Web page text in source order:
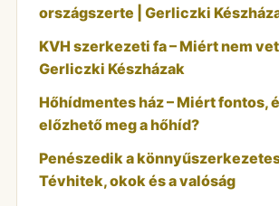
országszerte | Gerliczki
KVH szerkezeti fa – Miért nem
Gerliczki Készházak
Hőhídmentes ház – Miért fontos,
előzhető meg a hőhíd?
Penészedik a
Tévhitek, okok és a valóság